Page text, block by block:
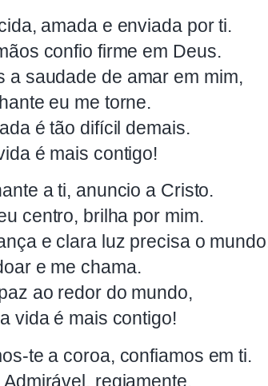
amada e enviada por ti.
confio firme em Deus.
a saudade de amar em mim,
eu me torne.
é tão difícil demais.
é mais contigo!
a ti, anuncio a Cristo.
centro, brilha por mim.
e clara luz precisa o
e me chama.
ao redor do mundo,
vida é mais contigo!
te a coroa, confiamos em ti.
regiamente.